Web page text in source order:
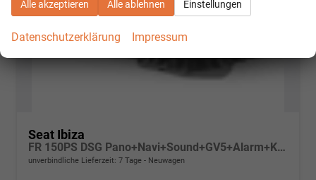
Seat Ibiza
FR 150PS DSG Pano+Navi+Sound+GV5+Alarm+Kessy+Voll-LED+Sitzheizung
unverbindliche Lieferzeit: 7 Tage Neuwagen
Alle akzeptieren Alle ablehnen Einstellungen
Datenschutzerklärung Impressum